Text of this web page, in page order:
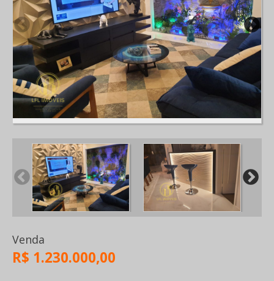
Venda
R$ 1.230.000,00